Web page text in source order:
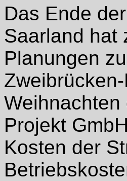
Das Ende
Saarland hat
Planungen
Projekt
Kosten der